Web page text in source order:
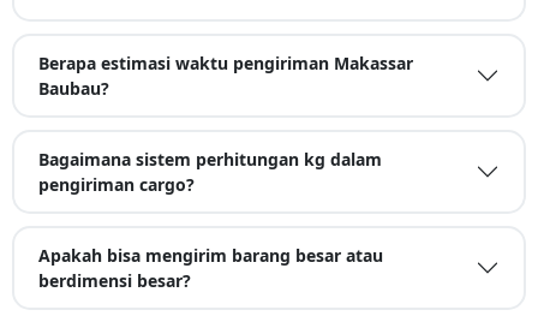
Berapa estimasi waktu pengiriman Makassar
Baubau?
Bagaimana sistem perhitungan kg dalam
pengiriman cargo?
Apakah bisa mengirim barang besar atau
berdimensi besar?